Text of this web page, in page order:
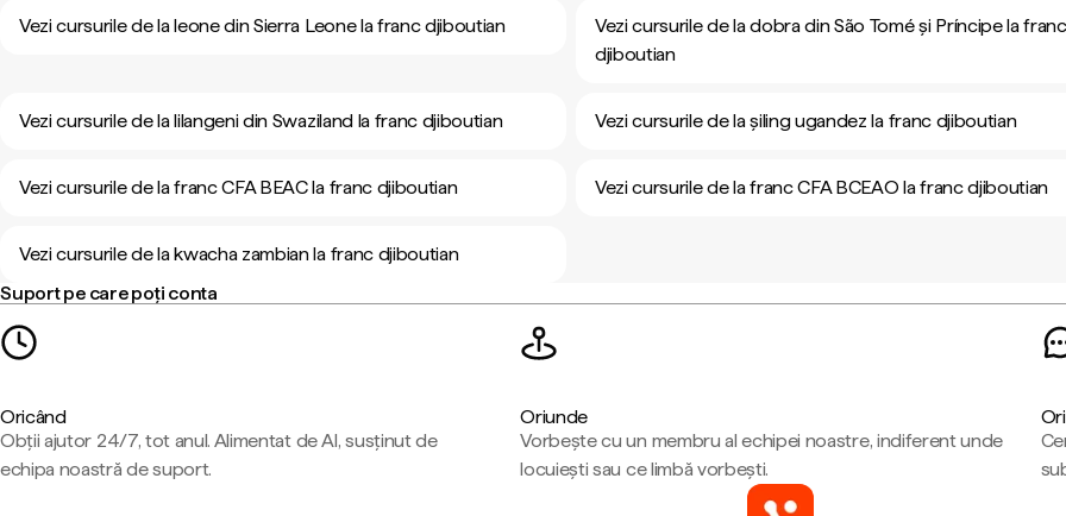
Vezi cursurile de la leone din Sierra Leone la franc djiboutian
Vezi cursurile de la dobra din São Tomé și Príncipe la franc
djiboutian
Vezi cursurile de la lilangeni din Swaziland la franc djiboutian Vezi cursurile de la șiling ugandez la franc djiboutian
Vezi cursurile de la franc CFA BEAC la franc djiboutian Vezi cursurile de la franc CFA BCEAO la franc djiboutian
Vezi cursurile de la kwacha zambian la franc djiboutian
Suport pe care poți conta
Oricând
Obții ajutor 24/7, tot anul. Alimentat de AI, susținut de
echipa noastră de suport.
Oriunde
Vorbește cu un membru al echipei noastre, indiferent unde
locuiești sau ce limbă vorbești.